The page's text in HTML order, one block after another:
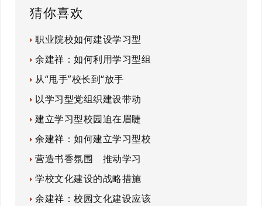
猜你喜欢
职业院校如何建设学习型
余建祥：如何利用学习型组
从“甩手”校长到“放手
以学习型党组织建设带动
建立学习型校园迫在眉睫
余建祥：如何建立学习型校
营造书香氛围 推动学习
学校文化建设的战略措施
余建祥：校园文化建设应该